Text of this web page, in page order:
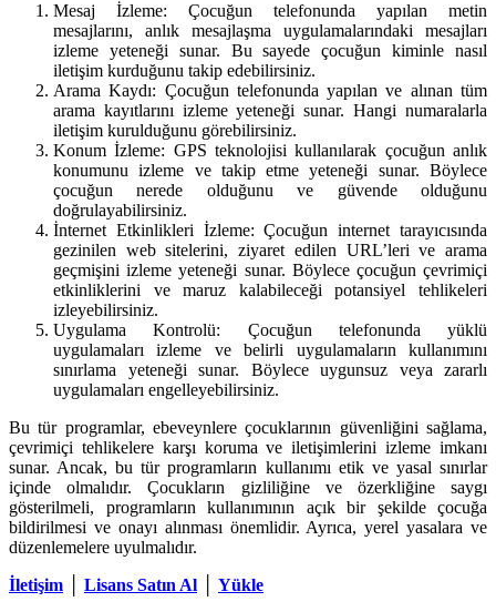
Mesaj İzleme: Çocuğun telefonunda yapılan metin
mesajlarını, anlık mesajlaşma uygulamalarındaki mesajları
izleme yeteneği sunar. Bu sayede çocuğun kiminle nasıl
iletişim kurduğunu takip edebilirsiniz.
Arama Kaydı: Çocuğun telefonunda yapılan ve alınan tüm
arama kayıtlarını izleme yeteneği sunar. Hangi numaralarla
iletişim kurulduğunu görebilirsiniz.
Konum İzleme: GPS teknolojisi kullanılarak çocuğun anlık
konumunu izleme ve takip etme yeteneği sunar. Böylece
çocuğun nerede olduğunu ve güvende olduğunu
doğrulayabilirsiniz.
İnternet Etkinlikleri İzleme: Çocuğun internet tarayıcısında
gezinilen web sitelerini, ziyaret edilen URL’leri ve arama
geçmişini izleme yeteneği sunar. Böylece çocuğun çevrimiçi
etkinliklerini ve maruz kalabileceği potansiyel tehlikeleri
izleyebilirsiniz.
Uygulama Kontrolü: Çocuğun telefonunda yüklü
uygulamaları izleme ve belirli uygulamaların kullanımını
sınırlama yeteneği sunar. Böylece uygunsuz veya zararlı
uygulamaları engelleyebilirsiniz.
Bu tür programlar, ebeveynlere çocuklarının güvenliğini sağlama,
çevrimiçi tehlikelere karşı koruma ve iletişimlerini izleme imkanı
sunar. Ancak, bu tür programların kullanımı etik ve yasal sınırlar
içinde olmalıdır. Çocukların gizliliğine ve özerkliğine saygı
gösterilmeli, programların kullanımının açık bir şekilde çocuğa
bildirilmesi ve onayı alınması önemlidir. Ayrıca, yerel yasalara ve
düzenlemelere uyulmalıdır.
İletişim
Lisans Satın Al
Yükle